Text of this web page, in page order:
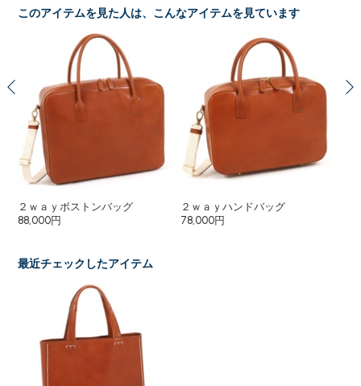
このアイテムを見た人は、こんなアイテムを見ています
２ｗａｙボストンバッグ
88,000円
２ｗａｙハンドバッグ
78,000円
最近チェックしたアイテム